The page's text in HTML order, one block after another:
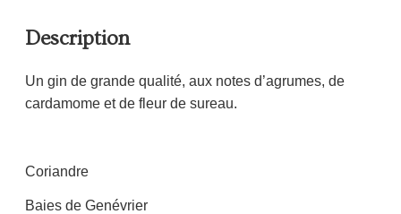
Description
Un gin de grande qualité, aux notes d’agrumes, de
cardamome et de fleur de sureau.
Coriandre
Baies de Genévrier